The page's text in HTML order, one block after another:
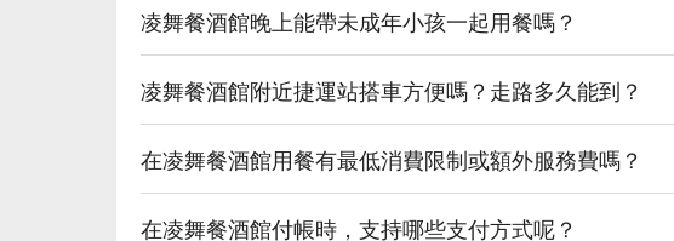
凌舞餐酒館晚上能帶未成年小孩一起用餐嗎？
凌舞餐酒館附近捷運站搭車方便嗎？走路多久能到？
在凌舞餐酒館用餐有最低消費限制或額外服務費嗎？
在凌舞餐酒館付帳時，支持哪些支付方式呢？